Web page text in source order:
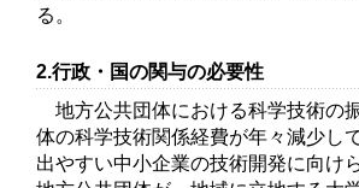
る。
2.行政・国の関与の必要性
地方公共団体における科学技術の
体の科学技術関係経費が年々減少し
出やすい中小企業の技術開発に向け